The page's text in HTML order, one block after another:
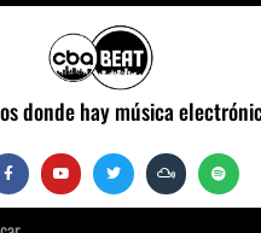
donde hay música